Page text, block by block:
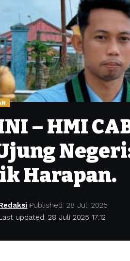
– HMI
Harapan.
updated: 28 Juli 2025 17:12
Published: 28 Juli 2025